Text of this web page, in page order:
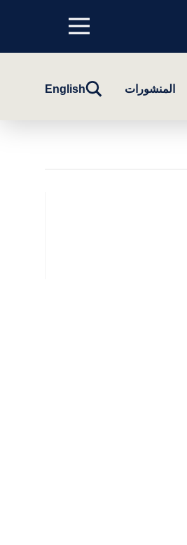
Menu
top
المنشورات
تبديلEnglish